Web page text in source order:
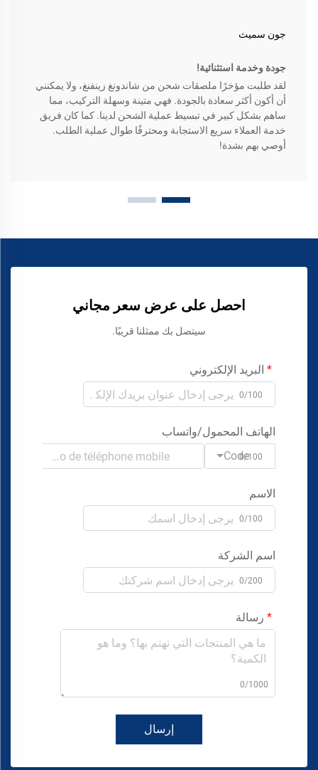
جون سميث
جودة وخدمة استثنائية!
لقد طلبت مؤخرًا ملصقات شحن من شاندونغ زينفنغ، ولا يمكنني
أن أكون أكثر سعادة بالجودة. فهي متينة وسهلة التركيب، مما
ساهم بشكل كبير في تبسيط عملية الشحن لدينا. كما كان فريق
خدمة العملاء سريع الاستجابة ومحترفًا طوال عملية الطلب.
أوصي بهم بشدة!
احصل على عرض سعر مجاني
سيتصل بك ممثلنا قريبًا.
البريد الإلكتروني
0/100
الهاتف المحمول/واتساب
Code0/100
الاسم
0/100
اسم الشركة
0/200
رسالة
0/1000
إرسال